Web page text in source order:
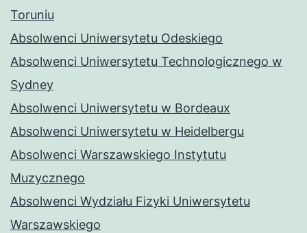
Toruniu
Absolwenci Uniwersytetu Odeskiego
Absolwenci Uniwersytetu Technologicznego w
Sydney
Absolwenci Uniwersytetu w Bordeaux
Absolwenci Uniwersytetu w Heidelbergu
Absolwenci Warszawskiego Instytutu
Muzycznego
Absolwenci Wydziału Fizyki Uniwersytetu
Warszawskiego